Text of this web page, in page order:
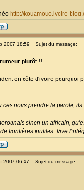
http://kouamouo.ivoire-
2007 18:59 Sujet du message:
plutôt !!
en côte d'ivoire pourquoi
ces noirs prendre la parole,
sinon un africain,
frontières inutiles. Vive
2007 06:47 Sujet du message: